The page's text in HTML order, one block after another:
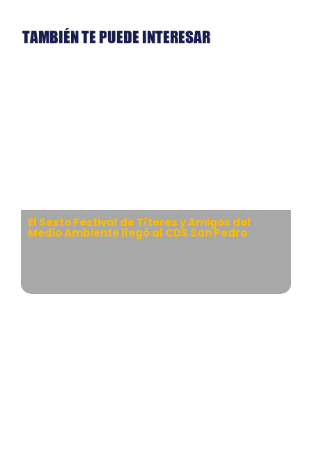
TAMBIÉN TE PUEDE INTERESAR
El Sexto Festival de Títeres y Amigos del
Medio Ambiente llegó al CDS San Pedro